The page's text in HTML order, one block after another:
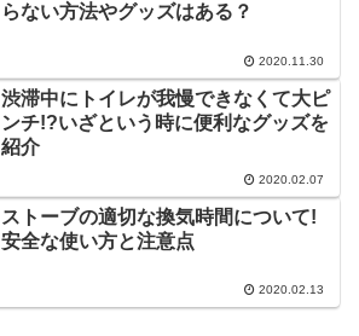
らない方法やグッズはある？
2020.11.30
渋滞中にトイレが我慢できなくて大ピ
ンチ!?いざという時に便利なグッズを
紹介
2020.02.07
ストーブの適切な換気時間について!
安全な使い方と注意点
2020.02.13